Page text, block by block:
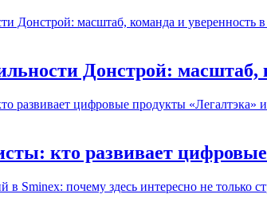
Донстрой: масштаб,
кто развивает